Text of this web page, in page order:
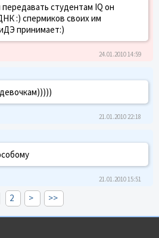
студентам IQ он
:) спермиков своих им
принимает:)
24.01.2010 14:59
21.01.2010 22:18
21.01.2010 15:51
2 > >>